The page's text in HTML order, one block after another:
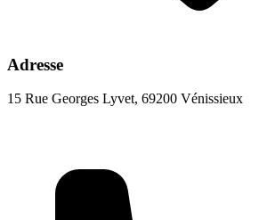
Adresse
15 Rue Georges Lyvet, 69200 Vénissieux